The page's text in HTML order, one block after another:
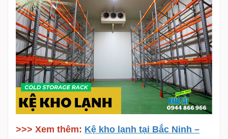
>>> Xem thêm: Kệ kho lạnh tại Bắc Ninh –